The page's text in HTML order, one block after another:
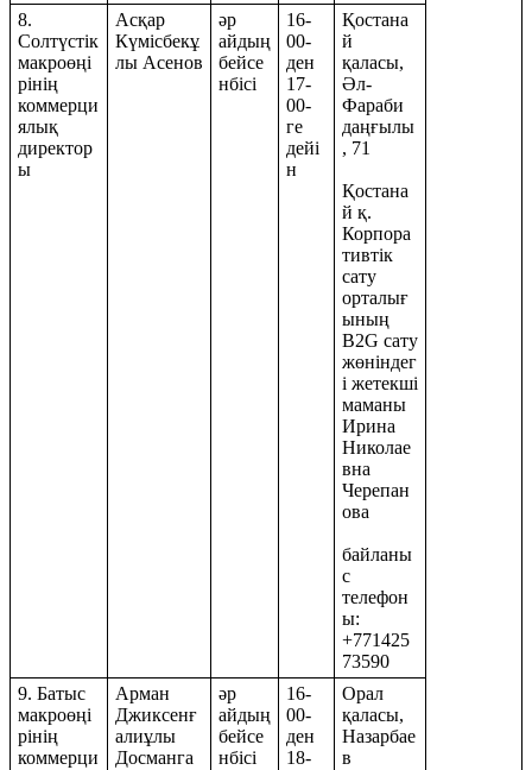
8.
Солтүстік
макроөңі
рінің
коммерци
ялық
директор
ы
Асқар
Күмісбекұ
лы Асенов
әр
айдың
бейсе
нбісі
16-
00-
ден
17-
00-
ге
дейі
н
Қостана
й
қаласы,
Әл-
Фараби
даңғылы
, 71
Қостана
й қ.
Корпора
тивтік
сату
орталығ
ының
В2G сату
жөніндег
і жетекші
маманы
Ирина
Николае
вна
Черепан
ова
байланы
с
телефон
ы:
+771425
73590
9. Батыс
макроөңі
рінің
коммерци
Арман
Джиксенғ
алиұлы
Досманга
әр
айдың
бейсе
нбісі
16-
00-
ден
18-
Орал
қаласы,
Назарбае
в